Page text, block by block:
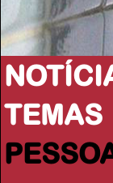
TEMAS